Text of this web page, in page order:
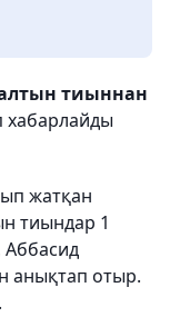
тиыннан
хабарлайды
жатқан
тиындар 1
анықтап отыр.